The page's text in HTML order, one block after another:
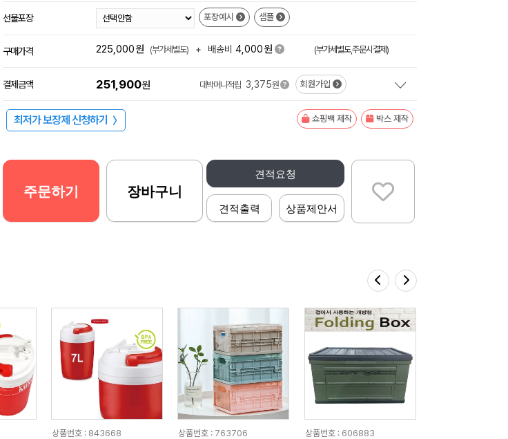
선물포장 포장예시 샘플
구매가격 225,000원 (부가세별도) + 배송비 4,000원 (부가세별도,주문시결제)
결제금액 251,900원 대박머니적립 3,375원 회원가입
최저가 보장제 신청하기 〉 쇼핑백 제작 박스 제작
견적요청
견적출력 상품제안서
주문하기 장바구니
상품번호 : 843668
상품번호 : 763706
상품번호 : 606883